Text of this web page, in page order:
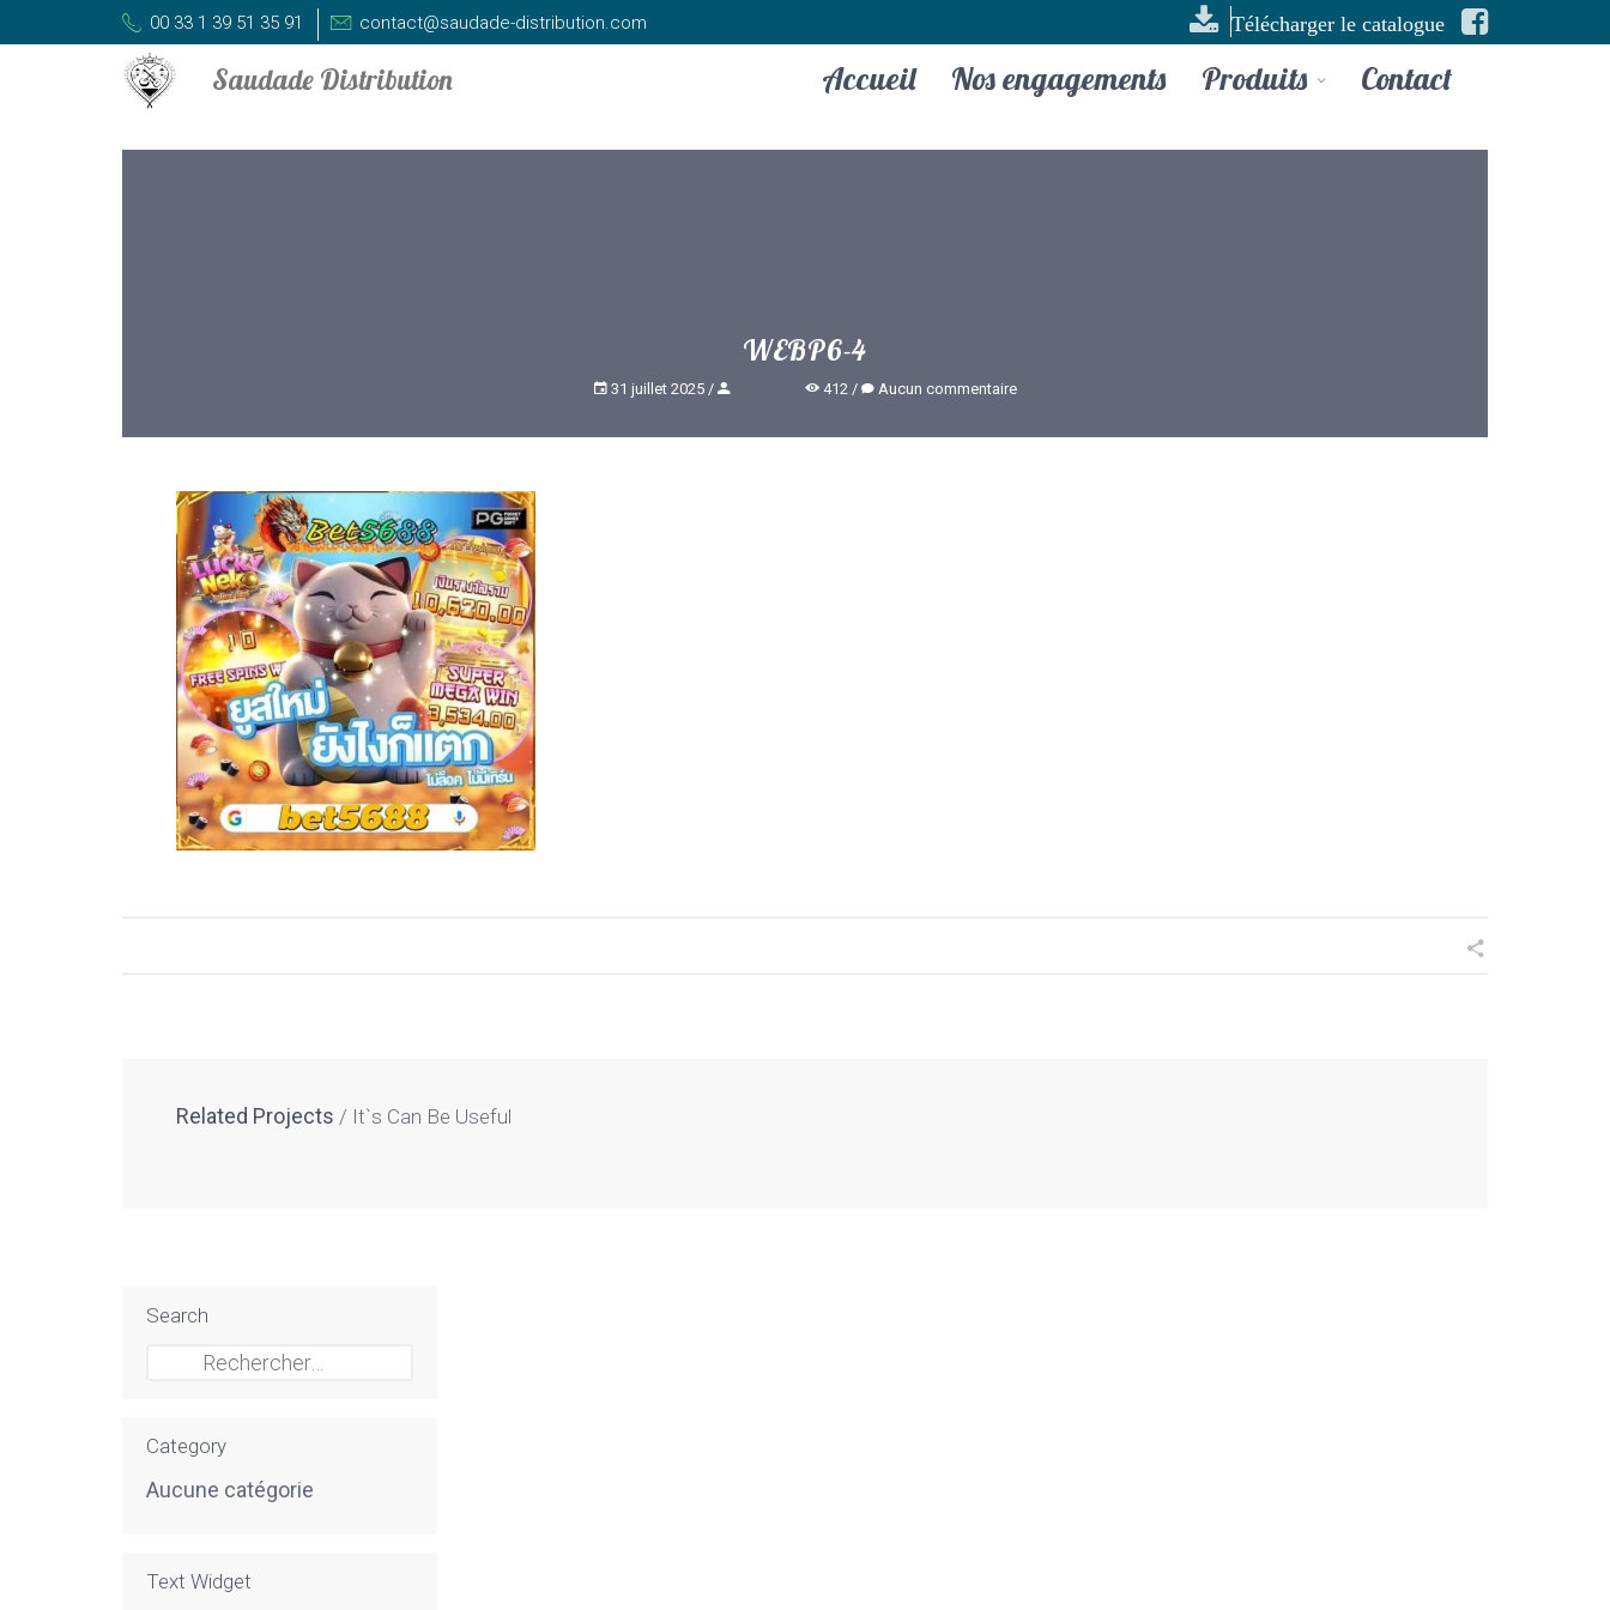
00 33 1 39 51 35 91 contact@saudade-distribution.com Télécharger le catalogue
Accueil Nos engagements Produits Contact
WEBP6-4
31 juillet 2025 412 Aucun commentaire
Related Projects It`s Can Be Useful
Search
Rechercher :
Category
Aucune catégorie
Text Widget